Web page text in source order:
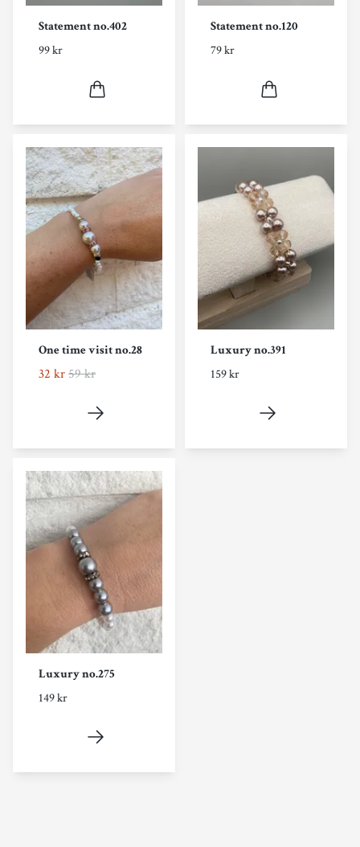
Statement no.402
99 kr
Statement no.120
79 kr
One time visit no.28
32 kr59 kr
Luxury no.391
159 kr
Luxury no.275
149 kr